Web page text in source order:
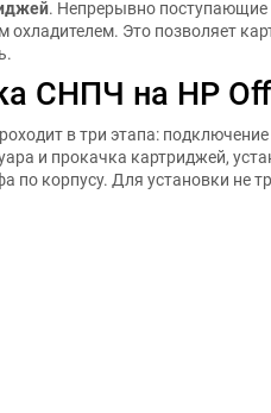
. Непрерывно поступающие
охладителем. Это позволяет
СНПЧ на HP
в три этапа:
и прокачка картриджей,
по корпусу. Для установки не